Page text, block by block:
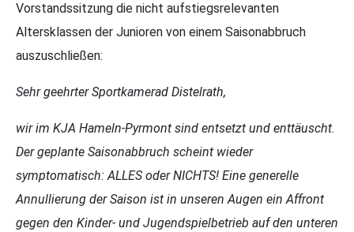
Vorstandssitzung die nicht aufstiegsrelevanten
Altersklassen der Junioren von einem Saisonabbruch
auszuschließen:
Sehr geehrter Sportkamerad Distelrath,
wir im KJA Hameln-Pyrmont sind entsetzt und enttäuscht.
Der geplante Saisonabbruch scheint wieder
symptomatisch: ALLES oder NICHTS! Eine generelle
Annullierung der Saison ist in unseren Augen ein Affront
gegen den Kinder- und Jugendspielbetrieb auf den unteren